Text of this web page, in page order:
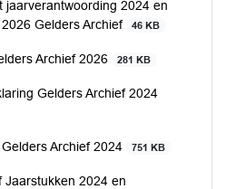
jaarverantwoording 2024 en
Gelders Archief
46 KB
Archief 2026 281 KB
Gelders Archief 2024
Archief 2024 751 KB
Jaarstukken 2024 en